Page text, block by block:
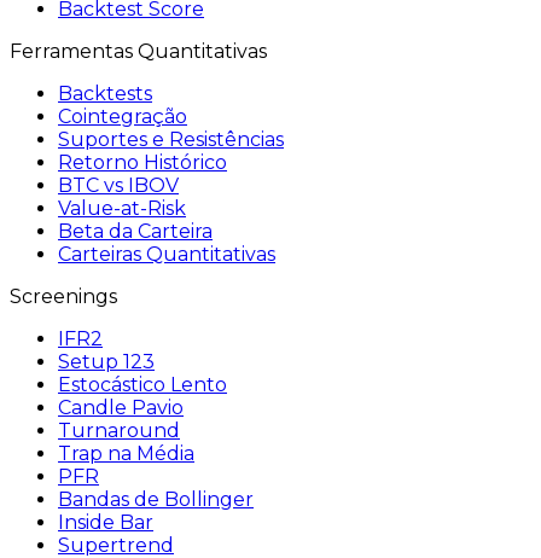
Backtest Score
Ferramentas Quantitativas
Backtests
Cointegração
Suportes e Resistências
Retorno Histórico
BTC vs IBOV
Value-at-Risk
Beta da Carteira
Carteiras Quantitativas
Screenings
IFR2
Setup 123
Estocástico Lento
Candle Pavio
Turnaround
Trap na Média
PFR
Bandas de Bollinger
Inside Bar
Supertrend